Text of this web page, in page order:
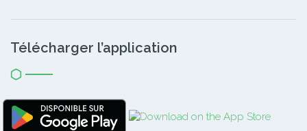
Télécharger l’application